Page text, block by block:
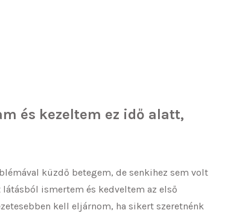
és kezeltem ez idő alatt,
küzdő betegem, de senkihez sem volt
ismertem és kedveltem az első
kell eljárnom, ha sikert szeretnénk